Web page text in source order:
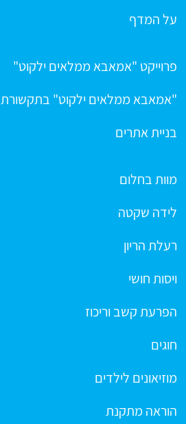
על המדף
פרוייקט "אמאבא ממלאים ילקוט"
"אמאבא ממלאים ילקוט" בתקשורת
בניית אתרים
מוות בחלום
לידה שקטה
רעלת הריון
ויסות חושי
הפרעת קשב וריכוז
חוגים
מוזיאונים לילדים
הוראה מתקנת